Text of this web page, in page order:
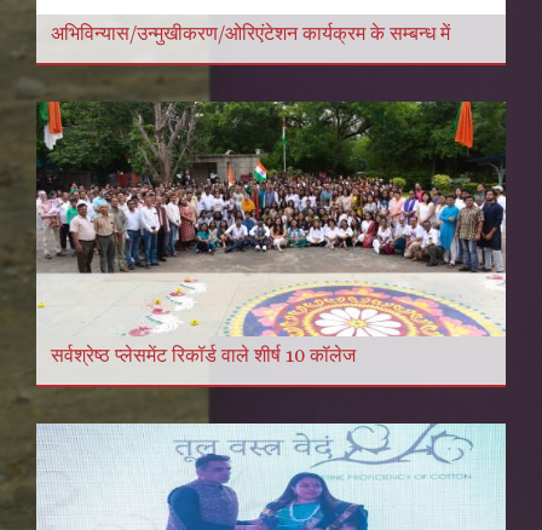
अभिविन्यास/उन्मुखीकरण/ओरिएंटेशन कार्यक्रम के सम्बन्ध में
सर्वश्रेष्ठ प्लेसमेंट रिकॉर्ड वाले शीर्ष 10 कॉलेज